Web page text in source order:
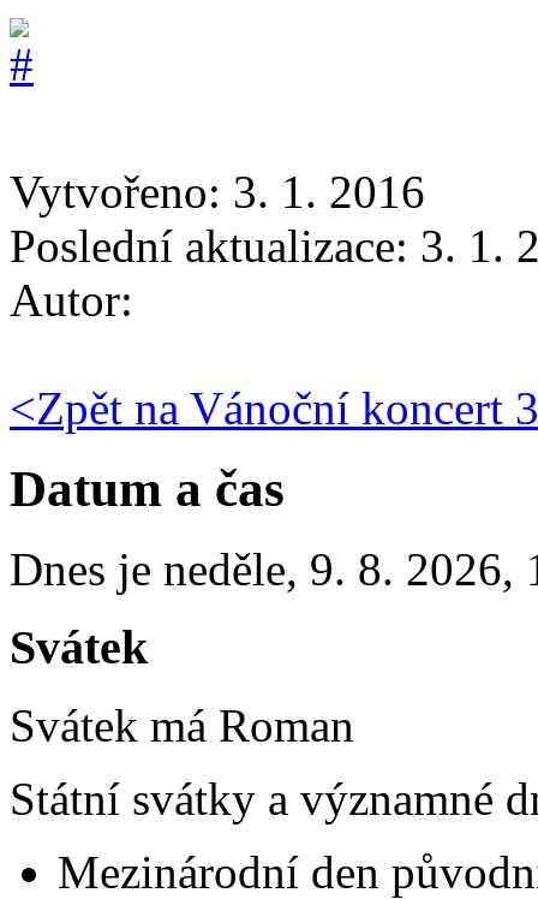
Vytvořeno: 3. 1. 2016
Poslední aktualizace: 3. 1.
Autor:
<Zpět na Vánoční koncert
Datum a čas
Dnes je neděle, 9. 8. 2026,
Svátek
Svátek má Roman
Státní svátky a významné
Mezinárodní den